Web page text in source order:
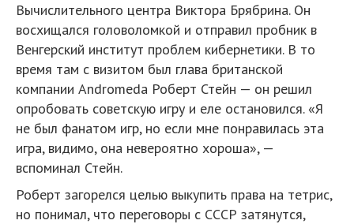
Вычислительного центра Виктора Брябрина. Он
восхищался головоломкой и отправил пробник в
Венгерский институт проблем кибернетики. В то
время там с визитом был глава британской
компании Andromeda Роберт Стейн — он решил
опробовать советскую игру и еле остановился. «Я
не был фанатом игр, но если мне понравилась эта
игра, видимо, она невероятно хороша», —
вспоминал Стейн.
Роберт загорелся целью выкупить права на тетрис,
но понимал, что переговоры с СССР затянутся,